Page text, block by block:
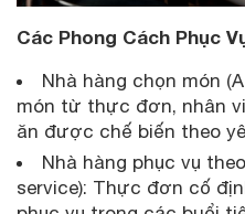
Các Phong Cách Phục
Nhà hàng chọn món
món từ thực đơn, nhân
ăn được chế biến theo
Nhà hàng phục vụ
service): Thực đơn cố